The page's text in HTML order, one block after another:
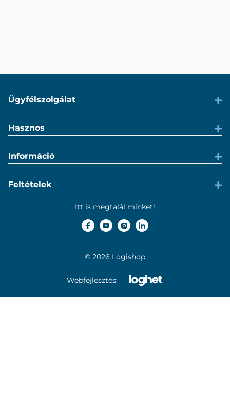
Ügyfélszolgálat
Hasznos
Információ
Feltételek
Itt is megtalál minket!
© 2026 Logishop
Webfejlesztés: